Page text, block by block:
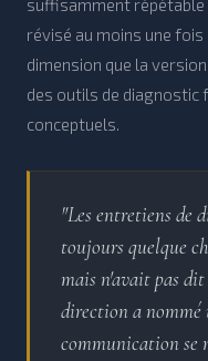
suffisamment répétable
révisé au moins une
dimension que la
des outils de diagnostic
conceptuels.
"Les entretiens de
toujours quelque
mais n'avait pas
direction a nommé
communication se